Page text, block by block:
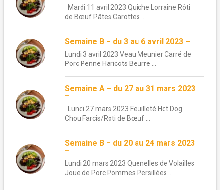
Mardi 11 avril 2023 Quiche Lorraine Rôti
de Bœuf Pâtes Carottes ...
Semaine B – du 3 au 6 avril 2023 –
Lundi 3 avril 2023 Veau Meunier Carré de
Porc Penne Haricots Beurre ...
Semaine A – du 27 au 31 mars 2023
–
Lundi 27 mars 2023 Feuilleté Hot Dog
Chou Farcis/Rôti de Bœuf ...
Semaine B – du 20 au 24 mars 2023
–
Lundi 20 mars 2023 Quenelles de Volailles
Joue de Porc Pommes Persillées ...